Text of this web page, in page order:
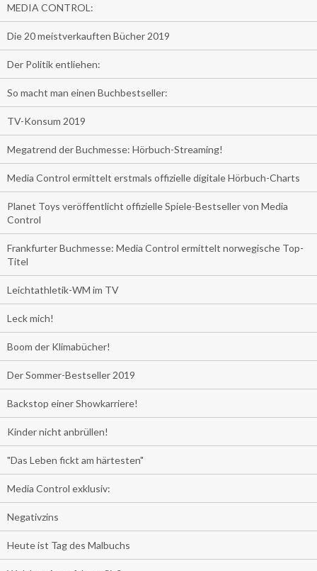
MEDIA CONTROL:
Die 20 meistverkauften Bücher 2019
Der Politik entliehen:
So macht man einen Buchbestseller:
TV-Konsum 2019
Megatrend der Buchmesse: Hörbuch-Streaming!
Media Control ermittelt erstmals offizielle digitale Hörbuch-Charts
Planet Toys veröffentlicht offizielle Spiele-Bestseller von Media
Control
Frankfurter Buchmesse: Media Control ermittelt norwegische Top-
Titel
Leichtathletik-WM im TV
Leck mich!
Boom der Klimabücher!
Der Sommer-Bestseller 2019
Backstop einer Showkarriere!
Kinder nicht anbrüllen!
"Das Leben fickt am härtesten"
Media Control exklusiv:
Negativzins
Heute ist Tag des Malbuchs